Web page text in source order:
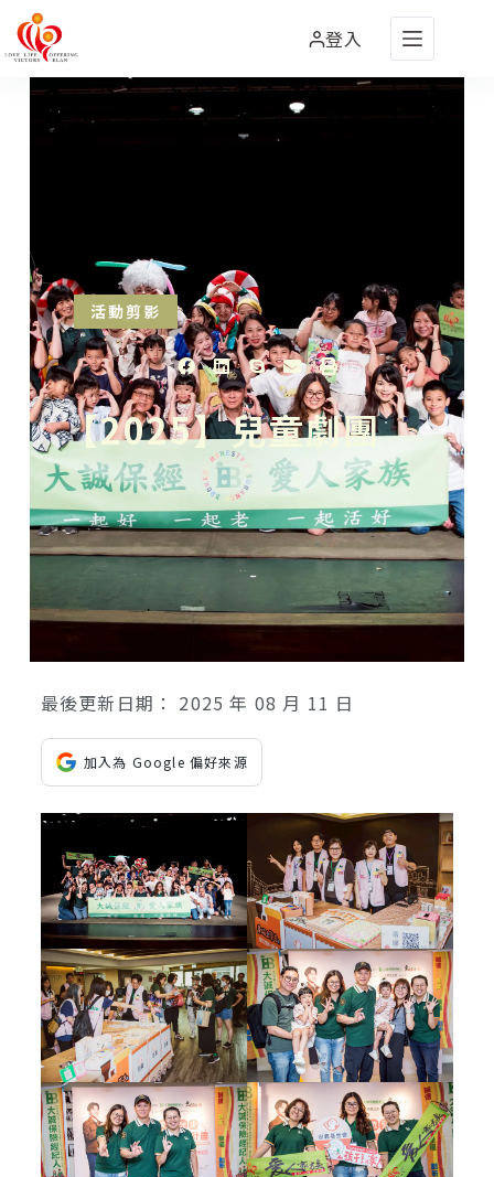
登入
活動剪影
【2025】兒童劇團
最後更新日期： 2025 年 08 月 11 日
加入為 Google 偏好來源